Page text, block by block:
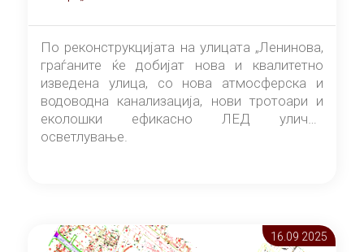
По реконструкцијата на улицата „Ленинова,
граѓаните ќе добијат нова и квалитетно
изведена улица, со нова атмосферска и
водоводна канализација, нови тротоари и
еколошки ефикасно ЛЕД улично
осветлување.
16.09 2025